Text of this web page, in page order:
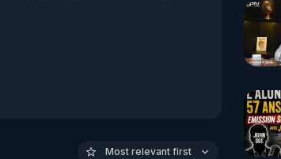
Most relevant first